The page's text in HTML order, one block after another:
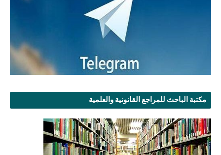
مكتبة الباحث للمراجع القانونية والعلمية